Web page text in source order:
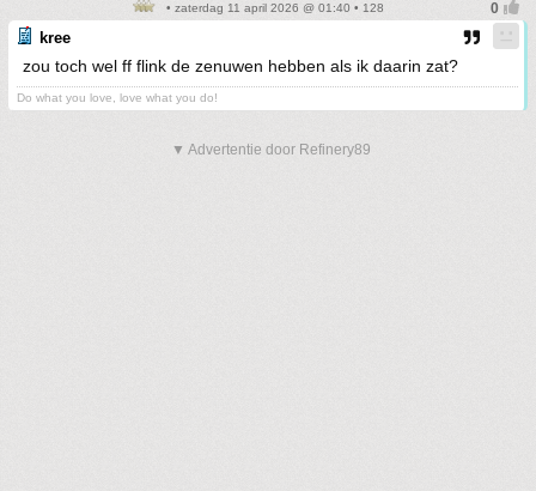
• zaterdag 11 april 2026 @ 01:40 • 128
kree
zou toch wel ff flink de zenuwen hebben als ik daarin zat?
Do what you love, love what you do!
▼ Advertentie door Refinery89